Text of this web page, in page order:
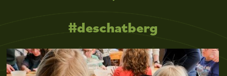
#deschatberg